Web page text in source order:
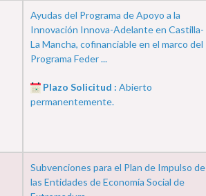
Ayudas del Programa de Apoyo a la
Innovación Innova-Adelante en Castilla-
La Mancha, cofinanciable en el marco del
Programa Feder ...
Plazo Solicitud : Abierto
permanentemente.
Subvenciones para el Plan de Impulso de
las Entidades de Economía Social de